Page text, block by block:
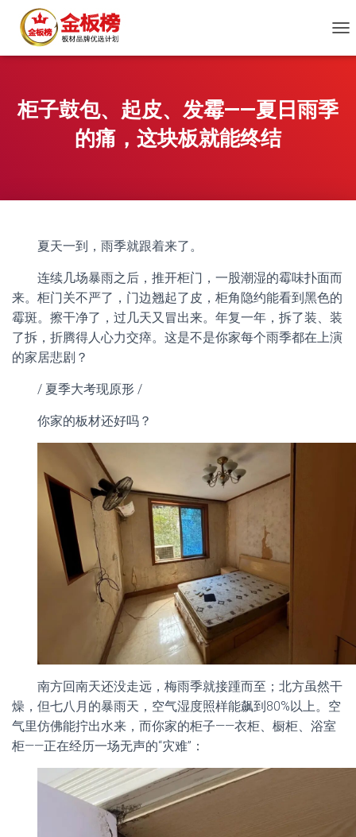
换
柜子鼓包、起皮、发霉——夏日雨季
的痛，这块板就能终结
夏天一到，雨季就跟着来了。
连续几场暴雨之后，推开柜门，一股潮湿的霉味扑面而
来。柜门关不严了，门边翘起了皮，柜角隐约能看到黑色的
霉斑。擦干净了，过几天又冒出来。年复一年，拆了装、装
了拆，折腾得人心力交瘁。这是不是你家每个雨季都在上演
的家居悲剧？
/ 夏季大考现原形 /
你家的板材还好吗？
南方回南天还没走远，梅雨季就接踵而至；北方虽然干
燥，但七八月的暴雨天，空气湿度照样能飙到80%以上。空
气里仿佛能拧出水来，而你家的柜子——衣柜、橱柜、浴室
柜——正在经历一场无声的“灾难”：